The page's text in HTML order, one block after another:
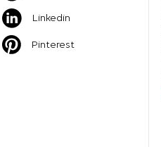
Linkedin
Pinterest